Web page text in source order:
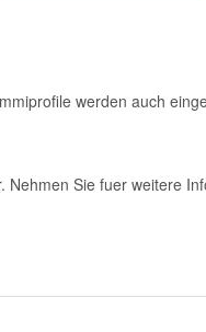
werden auch
Sie fuer weitere